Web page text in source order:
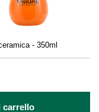
- 350ml
carrello